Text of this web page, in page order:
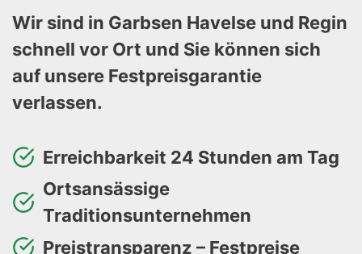
Wir sind in Garbsen Havelse und Regin
schnell vor Ort und Sie können sich
auf unsere Festpreisgarantie
verlassen.
Erreichbarkeit 24 Stunden am Tag
Ortsansässige
Traditionsunternehmen
Preistransparenz – Festpreise